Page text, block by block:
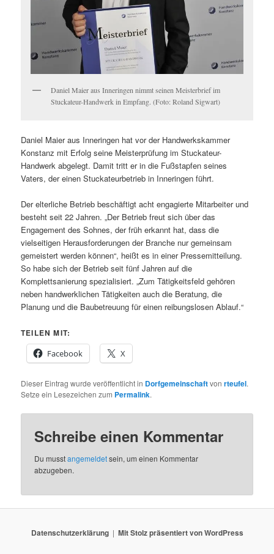
Daniel Maier aus Inneringen nimmt seinen Meisterbrief im
Stuckateur-Handwerk in Empfang. (Foto: Roland Sigwart)
Daniel Maier aus Inneringen hat vor der Handwerkskammer
Konstanz mit Erfolg seine Meisterprüfung im Stuckateur-
Handwerk abgelegt. Damit tritt er in die Fußstapfen seines
Vaters, der einen Stuckateurbetrieb in Inneringen führt.
Der elterliche Betrieb beschäftigt acht engagierte Mitarbeiter und
besteht seit 22 Jahren. „Der Betrieb freut sich über das
Engagement des Sohnes, der früh erkannt hat, dass die
vielseitigen Herausforderungen der Branche nur gemeinsam
gemeistert werden können“, heißt es in einer Pressemitteilung.
So habe sich der Betrieb seit fünf Jahren auf die
Komplettsanierung spezialisiert. „Zum Tätigkeitsfeld gehören
neben handwerklichen Tätigkeiten auch die Beratung, die
Planung und die Baubetreuung für einen reibungslosen Ablauf.“
TEILEN MIT:
Facebook
X
Dieser Eintrag wurde veröffentlicht in Dorfgemeinschaftvonrteufel.
Setze ein Lesezeichen zum Permalink.
Schreibe einen Kommentar
Du musstangemeldetsein, um einen Kommentar
abzugeben.
Datenschutzerklärung Mit Stolz präsentiert von WordPress